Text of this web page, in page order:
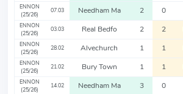
ENNON
(25/26)
07.03 Needham Ma 2 0
ENNON
(25/26)
03.03 Real Bedfo 2 2
ENNON
(25/26)
28.02 Alvechurch 1 1
ENNON
(25/26)
21.02 Bury Town 1 1
ENNON
(25/26)
14.02 Needham Ma 3 0